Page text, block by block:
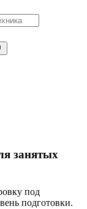
занятых
под
подготовки.